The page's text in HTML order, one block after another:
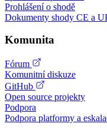
Prohlášení o shodě
Dokumenty shody CE a
Komunita
Fórum
Komunitní diskuze
GitHub
Open source projekty
Podpora
Podpora platformy a